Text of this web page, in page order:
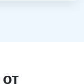
от